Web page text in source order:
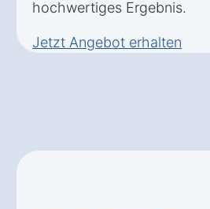
hochwertiges Ergebnis.
Jetzt Angebot erhalten